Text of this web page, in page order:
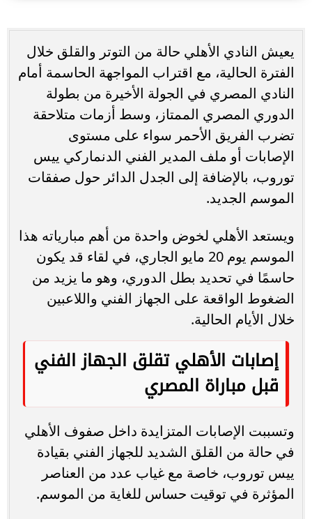
يعيش النادي الأهلي حالة من التوتر والقلق خلال
الفترة الحالية، مع اقتراب المواجهة الحاسمة أمام
النادي المصري في الجولة الأخيرة من بطولة
الدوري المصري الممتاز، وسط أزمات متلاحقة
تضرب الفريق الأحمر سواء على مستوى
الإصابات أو ملف المدير الفني الدنماركي ييس
توروب، بالإضافة إلى الجدل الدائر حول صفقات
الموسم الجديد.
ويستعد الأهلي لخوض واحدة من أهم مبارياته هذا
الموسم يوم 20 مايو الجاري، في لقاء قد يكون
حاسمًا في تحديد بطل الدوري، وهو ما يزيد من
الضغوط الواقعة على الجهاز الفني واللاعبين
خلال الأيام الحالية.
إصابات الأهلي تقلق الجهاز الفني
قبل مباراة المصري
وتسببت الإصابات المتزايدة داخل صفوف الأهلي
في حالة من القلق الشديد للجهاز الفني بقيادة
ييس توروب، خاصة مع غياب عدد من العناصر
المؤثرة في توقيت حساس للغاية من الموسم.